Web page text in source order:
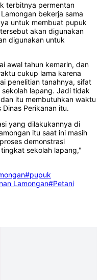
terbitnya permentan
bekerja sama
untuk membuat pupuk
akan digunakan
digunakan untuk
awal tahun kemarin, dan
cukup lama karena
penelitian tanahnya, sifat
lapang. Jadi tidak
itu membutuhkan waktu
Perikanan itu.
yang dilakukannya di
itu saat ini masih
demonstrasi
sekolah lapang,"
#pupuk
Lamongan#Petani